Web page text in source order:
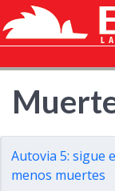
Autovia 5: sigue
menos muertes